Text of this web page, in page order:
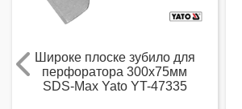
Широке плоске зубило для
перфоратора 300х75мм
SDS-Max Yato YT-47335